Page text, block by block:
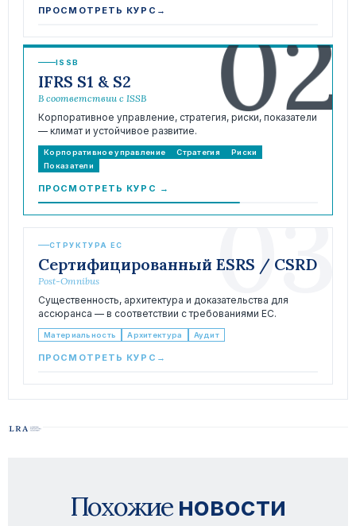
ПРОСМОТРЕТЬ КУРС → 02
ISSB
IFRS S1 & S2
В соответствии с ISSB
Корпоративное управление, стратегия, риски, показатели
— климат и устойчивое развитие.
Корпоративное управление Стратегия
Риски
Показатели
ПРОСМОТРЕТЬ КУРС → 03
СТРУКТУРА ЕС
Сертифицированный ESRS / CSRD
Post-Omnibus
Существенность, архитектура и доказательства для
ассюранса — в соответствии с требованиями ЕС.
Материальность Архитектура Аудит
ПРОСМОТРЕТЬ КУРС →
Похожие новости